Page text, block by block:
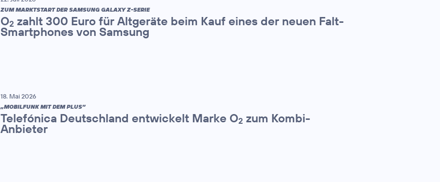
ZUM MARKTSTART DER SAMSUNG GALAXY Z-SERIE
O2 zahlt 300 Euro für Altgeräte beim Kauf eines der neuen Falt-
Smartphones von Samsung
18. Mai 2026
„MOBILFUNK MIT DEM PLUS”
Telefónica Deutschland entwickelt Marke O2 zum Kombi-
Anbieter